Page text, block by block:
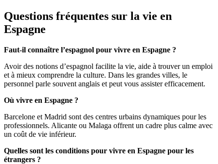
Questions fréquentes sur la vie en
Espagne
Faut-il connaître l’espagnol pour vivre en Espagne ?
Avoir des notions d’espagnol facilite la vie, aide à trouver un emploi
et à mieux comprendre la culture. Dans les grandes villes, le
personnel parle souvent anglais et peut vous assister efficacement.
Où vivre en Espagne ?
Barcelone et Madrid sont des centres urbains dynamiques pour les
professionnels. Alicante ou Malaga offrent un cadre plus calme avec
un coût de vie inférieur.
Quelles sont les conditions pour vivre en Espagne pour les
étrangers ?